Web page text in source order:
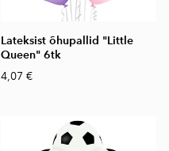
Lateksist õhupallid "Little
Queen" 6tk
4,07 €